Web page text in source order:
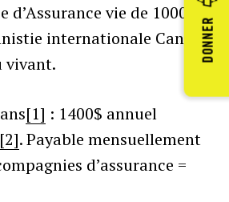
DONNER
d’Assurance vie de 1000$
internationale Canada
vivant.
[1] : 1400$ annuel
[2]. Payable mensuellement
d’assurance =